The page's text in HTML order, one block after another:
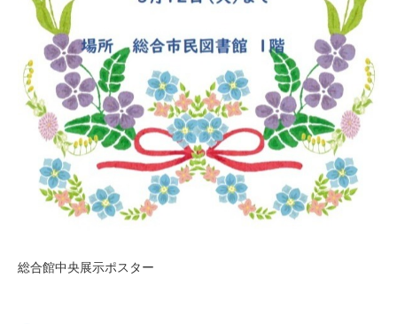
総合館中央展示ポスター